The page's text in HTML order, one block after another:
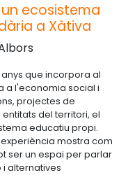
un ecosistema
a Xàtiva
anys que incorpora al
a l'economia social i
projectes de
del territori, el
educatiu propi.
mostra com
ser un espai per parlar
alternatives